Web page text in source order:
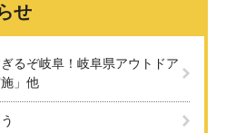
せ
るぞ岐阜！岐阜県アウトドア
」他